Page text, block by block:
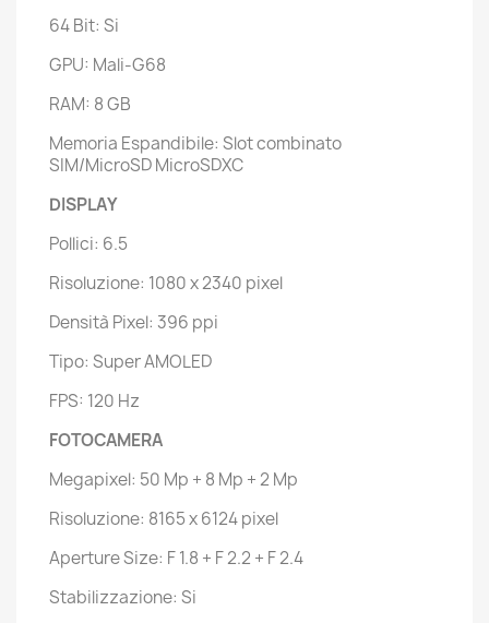
64 Bit: Si
GPU: Mali-G68
RAM: 8 GB
Memoria Espandibile: Slot combinato
SIM/MicroSD MicroSDXC
DISPLAY
Pollici: 6.5
Risoluzione: 1080 x 2340 pixel
Densità Pixel: 396 ppi
Tipo: Super AMOLED
FPS: 120 Hz
FOTOCAMERA
Megapixel: 50 Mp + 8 Mp + 2 Mp
Risoluzione: 8165 x 6124 pixel
Aperture Size: F 1.8 + F 2.2 + F 2.4
Stabilizzazione: Si